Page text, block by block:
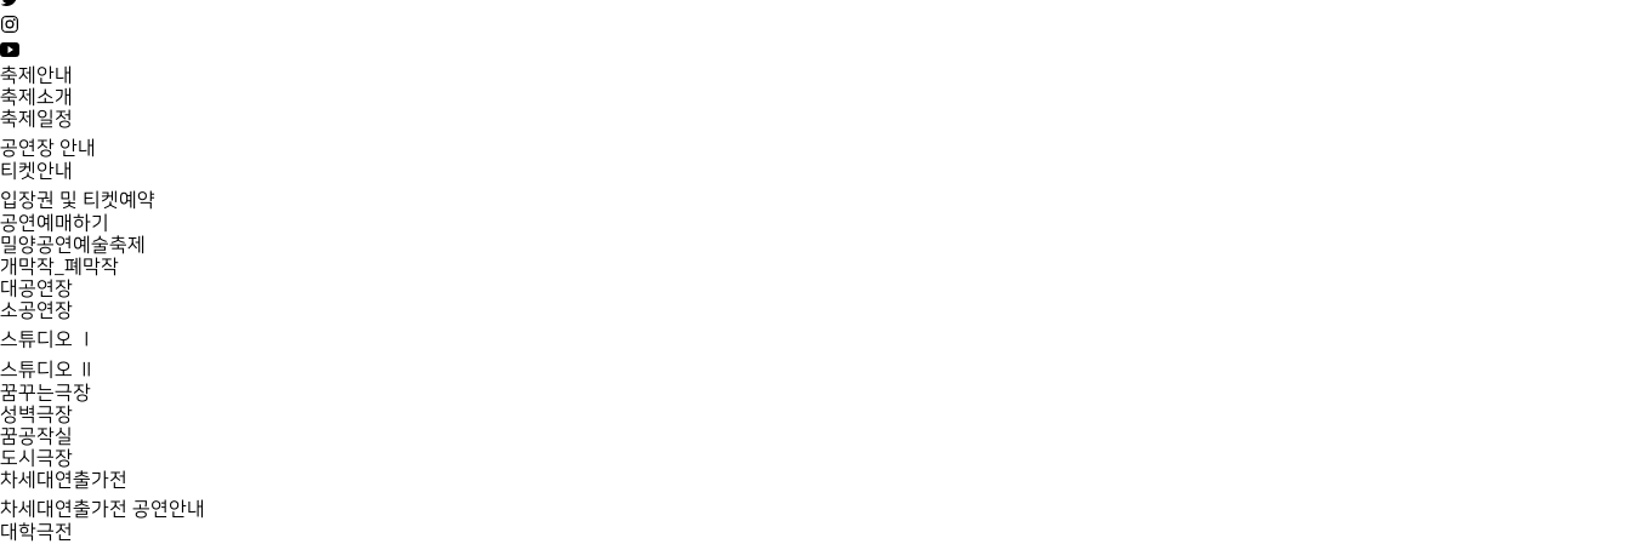
축제안내
축제소개
축제일정
공연장 안내
티켓안내
입장권 및 티켓예약
공연예매하기
밀양공연예술축제
개막작_폐막작
대공연장
소공연장
스튜디오 Ⅰ
스튜디오 Ⅱ
꿈꾸는극장
성벽극장
꿈공작실
도시극장
차세대연출가전
차세대연출가전 공연안내
대학극전